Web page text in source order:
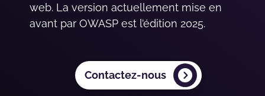
web. La version actuellement mise en
avant par OWASP est l’édition 2025.
Contactez-nous